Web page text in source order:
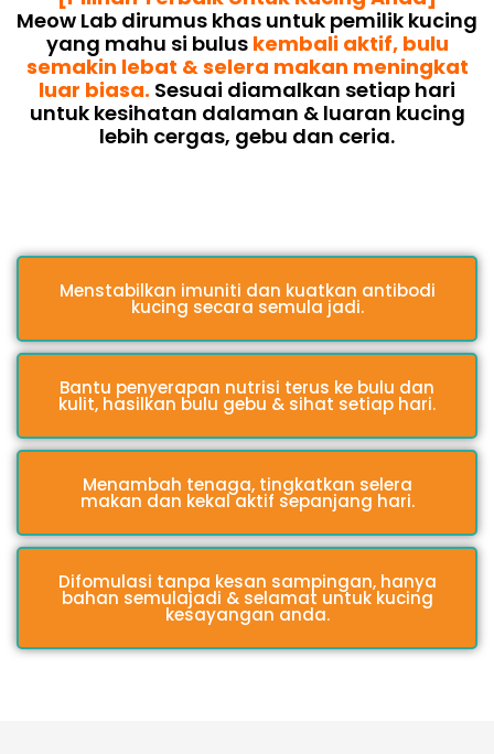
Meow Lab dirumus khas untuk pemilik kucing
yang mahu si bulus kembali aktif, bulu
semakin lebat & selera makan meningkat
luar biasa. Sesuai diamalkan setiap hari
untuk kesihatan dalaman & luaran kucing
lebih cergas, gebu dan ceria.
Menstabilkan imuniti dan kuatkan antibodi
kucing secara semula jadi.
Bantu penyerapan nutrisi terus ke bulu dan
kulit, hasilkan bulu gebu & sihat setiap hari.
Menambah tenaga, tingkatkan selera
makan dan kekal aktif sepanjang hari.
Difomulasi tanpa kesan sampingan, hanya
bahan semulajadi & selamat untuk kucing
kesayangan anda.